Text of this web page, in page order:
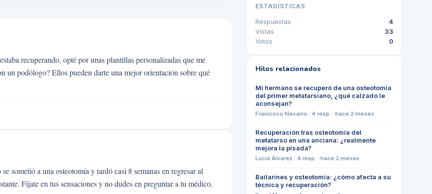
recuperando, opté por unas plantillas personalizadas que me
un podólogo? Ellos pueden darte una mejor orientación sobre qué
sometió a una osteotomía y tardó casi 8 semanas en regresar al
Fíjate en tus sensaciones y no dudes en preguntar a tu médico.
ESTADÍSTICAS
Respuestas
4
Vistas
33
Votos
0
Hilos relacionados
Mi hermano se recuperó de una osteotomía
del primer metatarsiano, ¿qué calzado le
aconsejan?
Francisco Navarro · 4 resp. · hace 2 meses
Recuperación tras osteotomía del
metatarso en una anciana: ¿realmente
mejora la pisada?
Lucía Álvarez · 4 resp. · hace 2 meses
Bailarines y osteotomía: ¿cómo afecta a su
técnica y recuperación?